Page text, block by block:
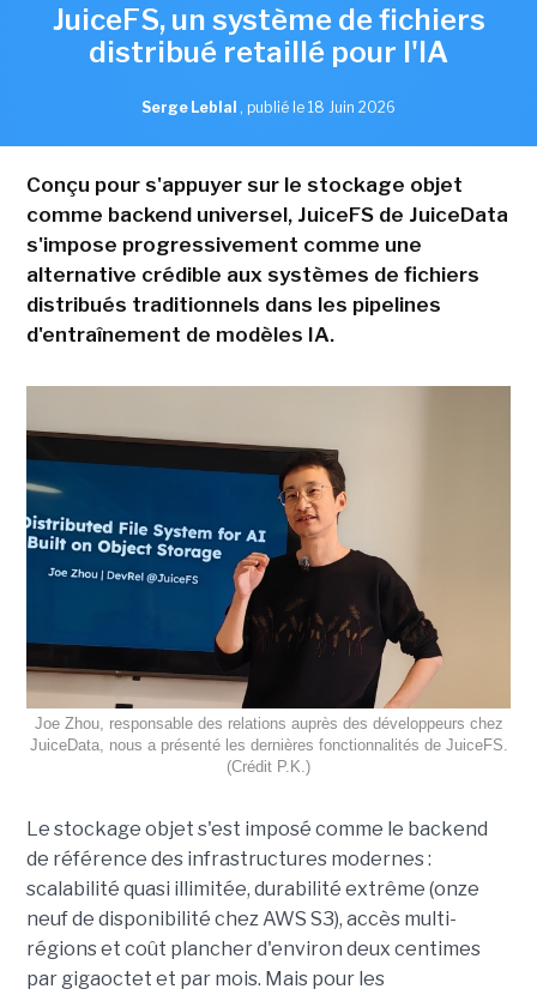
JuiceFS, un système de fichiers
distribué retaillé pour l'IA
Serge Leblal , publié le 18 Juin 2026
Conçu pour s'appuyer sur le stockage objet
comme backend universel, JuiceFS de JuiceData
s'impose progressivement comme une
alternative crédible aux systèmes de fichiers
distribués traditionnels dans les pipelines
d'entraînement de modèles IA.
Joe Zhou, responsable des relations auprès des développeurs chez
JuiceData, nous a présenté les dernières fonctionnalités de JuiceFS.
(Crédit P.K.)
Le stockage objet s'est imposé comme le backend
de référence des infrastructures modernes :
scalabilité quasi illimitée, durabilité extrême (onze
neuf de disponibilité chez AWS S3), accès multi-
régions et coût plancher d'environ deux centimes
par gigaoctet et par mois. Mais pour les